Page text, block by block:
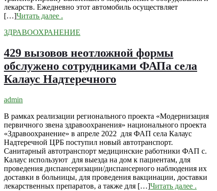
лекарств. Ежедневно этот автомобиль осуществляет
[…]Читать далее .
ЗДРАВООХРАНЕНИЕ
429 вызовов неотложной формы
обслужено сотрудниками ФАПа села
Калаус Надтеречного
admin
В рамках реализации регионального проекта «Модернизация
первичного звена здравоохранения» национального проекта
«Здравоохранение» в апреле 2022 для ФАП села Калаус
Надтеречной ЦРБ поступил новый автотранспорт.
Санитарный автотранспорт медицинские работники ФАП с.
Калаус используют для выезда на дом к пациентам, для
проведения диспансеризации/диспансерного наблюдения их
доставки в больницы, для проведения вакцинации, доставки
лекарственных препаратов, а также для […]Читать далее .